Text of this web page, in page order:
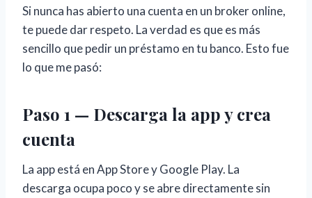
Si nunca has abierto una cuenta en un broker online,
te puede dar respeto. La verdad es que es más
sencillo que pedir un préstamo en tu banco. Esto fue
lo que me pasó:
Paso 1 — Descarga la app y crea
cuenta
La app está en App Store y Google Play. La
descarga ocupa poco y se abre directamente sin